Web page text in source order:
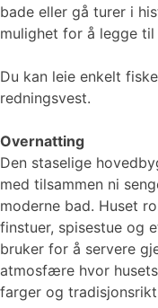
bade eller gå turer i
mulighet for å legge
Du kan leie enkelt
redningsvest.
Overnatting
Den staselige
med tilsammen ni
moderne bad. Huset
finstuer, spisestue og
bruker for å servere
atmosfære hvor
farger og